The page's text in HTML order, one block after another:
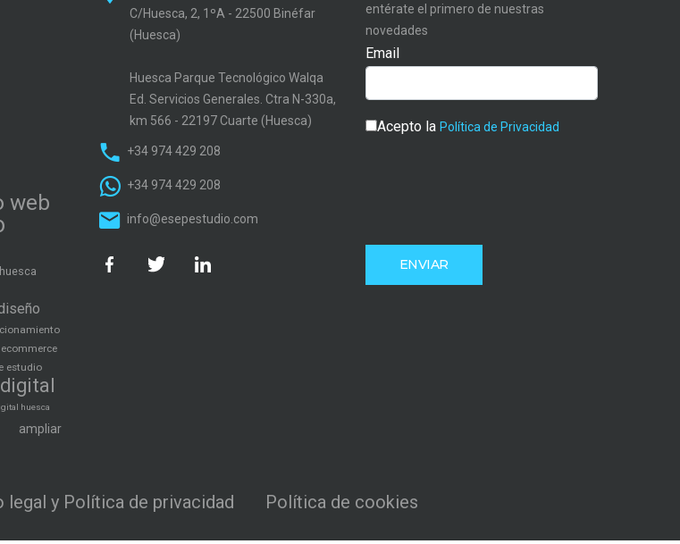
web
ecommerce
estudio
huesca
ampliar
C/Huesca, 2, 1ºA - 22500 Binéfar
(Huesca)
Huesca Parque Tecnológico Walqa
Ed. Servicios Generales. Ctra N-330a,
km 566 - 22197 Cuarte (Huesca)
+34 974 429 208
+34 974 429 208
info@esepestudio.com
entérate el primero de nuestras
novedades
Email
Acepto la Política de Privacidad
legal y Política de privacidad Política de cookies